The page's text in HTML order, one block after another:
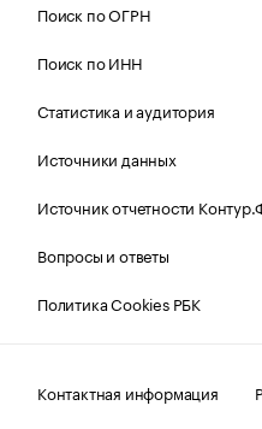
Поиск по ОГРН
Поиск по ИНН
Статистика и аудитория
Источники данных
Источник отчетности
Вопросы и ответы
Политика Cookies РБК
Контактная информация